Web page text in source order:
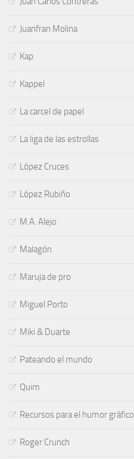
Juanfran Molina
Kap
Kappel
La carcel de papel
La liga de las estrollas
López Cruces
López Rubiño
M.A. Alejo
Malagón
Maruja de pro
Miguel Porto
Miki & Duarte
Pateando el mundo
Quim
Recursos para el humor gráfico
Roger Crunch